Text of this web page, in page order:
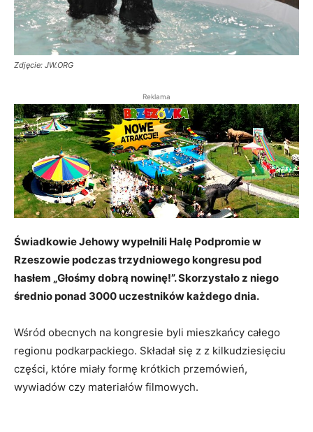
Zdjęcie: JW.ORG
Reklama
Świadkowie Jehowy wypełnili Halę Podpromie w
Rzeszowie podczas trzydniowego kongresu pod
hasłem „Głośmy dobrą nowinę!”. Skorzystało z niego
średnio ponad 3000 uczestników każdego dnia.
Wśród obecnych na kongresie byli mieszkańcy całego
regionu podkarpackiego. Składał się z z kilkudziesięciu
części, które miały formę krótkich przemówień,
wywiadów czy materiałów filmowych.